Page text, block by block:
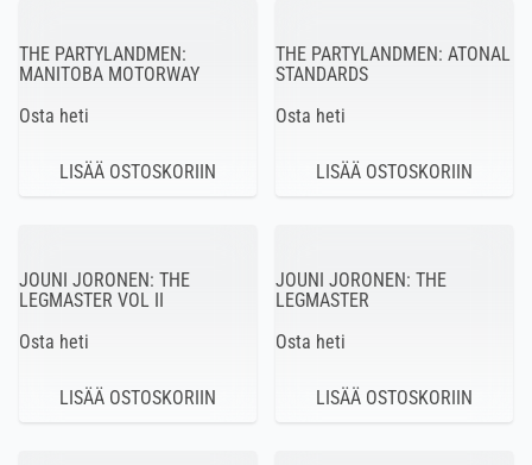
THE PARTYLANDMEN:
MANITOBA MOTORWAY
Osta heti
THE PARTYLANDMEN: ATONAL
STANDARDS
Osta heti
JOUNI JORONEN: THE
LEGMASTER VOL II
Osta heti
JOUNI JORONEN: THE
LEGMASTER
Osta heti